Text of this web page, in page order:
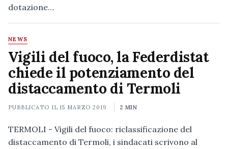
dotazione…
NEWS
Vigili del fuoco, la Federdistat
chiede il potenziamento del
distaccamento di Termoli
PUBBLICATO IL15 MARZO 2019 2 MIN
TERMOLI - Vigili del fuoco: riclassificazione del
distaccamento di Termoli, i sindacati scrivono al